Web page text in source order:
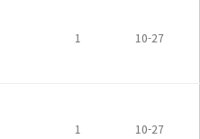
1 10-27
1 10-27